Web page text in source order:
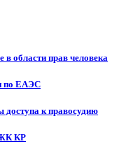
области прав человека
по ЕАЭС
доступа к правосудию
ЖК КР